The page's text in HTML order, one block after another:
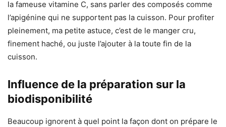
la fameuse vitamine C, sans parler des composés comme
l’apigénine qui ne supportent pas la cuisson. Pour profiter
pleinement, ma petite astuce, c’est de le manger cru,
finement haché, ou juste l’ajouter à la toute fin de la
cuisson.
Influence de la préparation sur la
biodisponibilité
Beaucoup ignorent à quel point la façon dont on prépare le